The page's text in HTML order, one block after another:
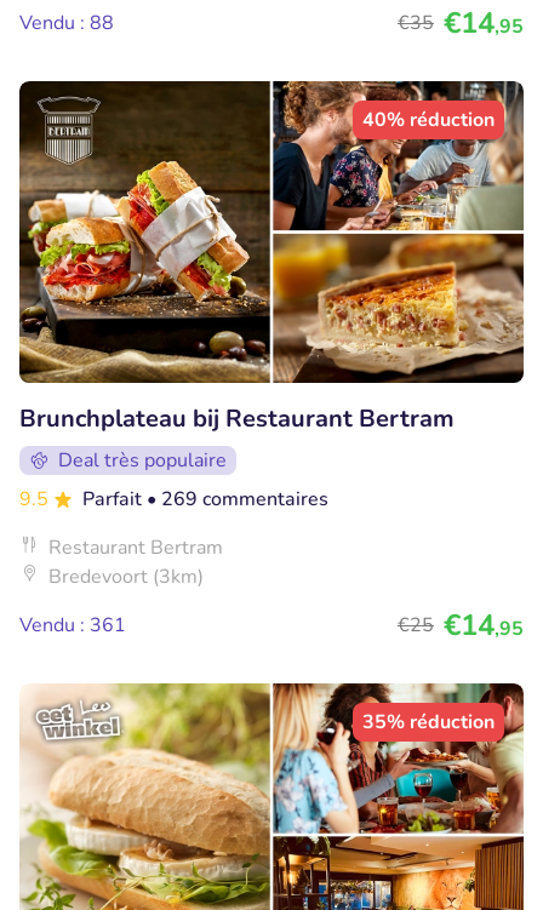
Vendu : 88 €35 €14,95
40% réduction
Brunchplateau bij Restaurant Bertram
Deal très populaire
9.5
Parfait • 269 commentaires
Restaurant Bertram
Bredevoort (3km)
Vendu : 361
€25 €14,95
35% réduction